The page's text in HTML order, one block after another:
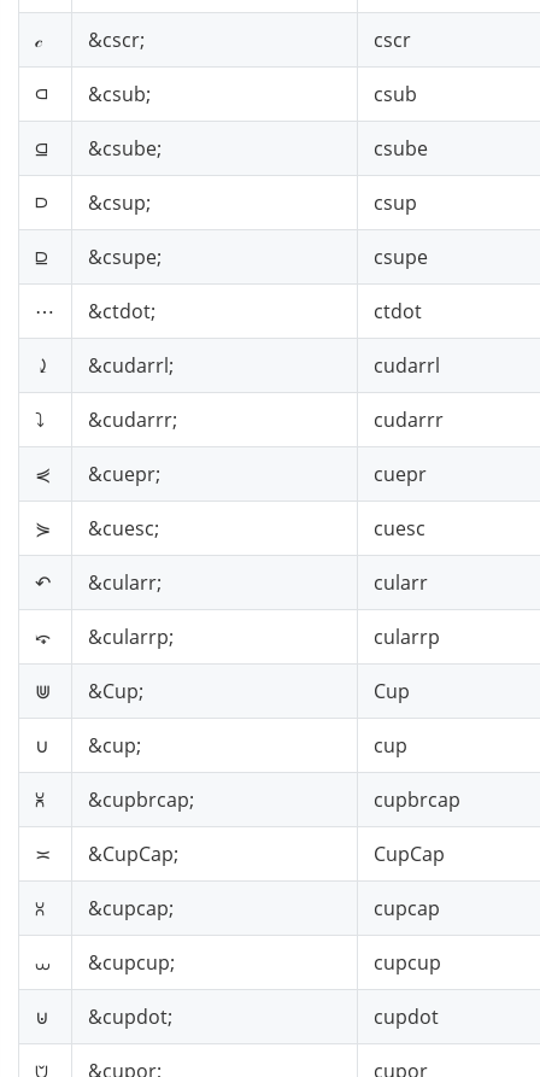
𝒸 &cscr; cscr
⫏ &csub; csub
⫑ &csube; csube
⫐ &csup; csup
⫒ &csupe; csupe
⋯ &ctdot; ctdot
⤸ &cudarrl; cudarrl
⤵ &cudarrr; cudarrr
⋞ &cuepr; cuepr
⋟ &cuesc; cuesc
↶ &cularr; cularr
⤽ &cularrp; cularrp
⋓ &Cup; Cup
∪ &cup; cup
⩈ &cupbrcap; cupbrcap
≍ &CupCap; CupCap
⩆ &cupcap; cupcap
⩊ &cupcup; cupcup
⊍ &cupdot; cupdot
⩅ &cupor; cupor